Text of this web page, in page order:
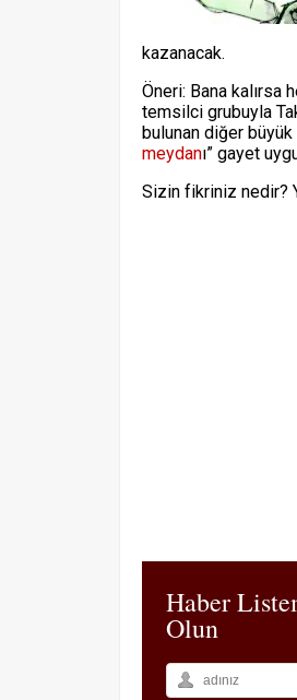
kazanacak.
Öneri: Bana kalırsa
temsilci grubuyla
bulunan diğer büyük
meydanı” gayet
Sizin fikriniz nedir?
Haber
Olun